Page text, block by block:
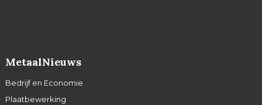
MetaalNieuws
Bedrijf en Economie
Plaatbewerking